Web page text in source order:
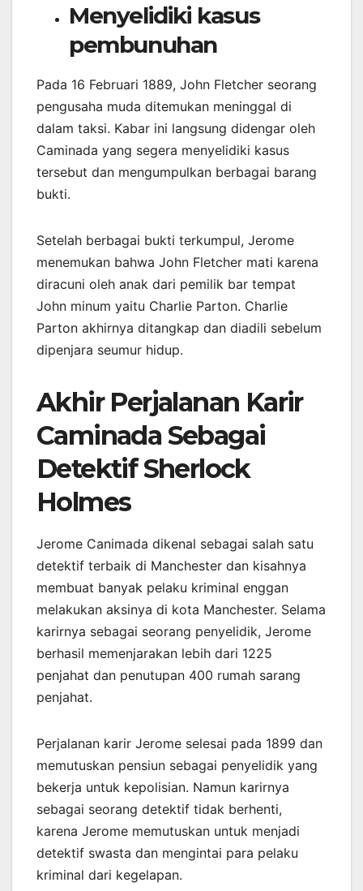
Menyelidiki kasus
pembunuhan
Pada 16 Februari 1889, John Fletcher seorang
pengusaha muda ditemukan meninggal di
dalam taksi. Kabar ini langsung didengar oleh
Caminada yang segera menyelidiki kasus
tersebut dan mengumpulkan berbagai barang
bukti.
Setelah berbagai bukti terkumpul, Jerome
menemukan bahwa John Fletcher mati karena
diracuni oleh anak dari pemilik bar tempat
John minum yaitu Charlie Parton. Charlie
Parton akhirnya ditangkap dan diadili sebelum
dipenjara seumur hidup.
Akhir Perjalanan Karir
Caminada Sebagai
Detektif Sherlock
Holmes
Jerome Canimada dikenal sebagai salah satu
detektif terbaik di Manchester dan kisahnya
membuat banyak pelaku kriminal enggan
melakukan aksinya di kota Manchester. Selama
karirnya sebagai seorang penyelidik, Jerome
berhasil memenjarakan lebih dari 1225
penjahat dan penutupan 400 rumah sarang
penjahat.
Perjalanan karir Jerome selesai pada 1899 dan
memutuskan pensiun sebagai penyelidik yang
bekerja untuk kepolisian. Namun karirnya
sebagai seorang detektif tidak berhenti,
karena Jerome memutuskan untuk menjadi
detektif swasta dan mengintai para pelaku
kriminal dari kegelapan.